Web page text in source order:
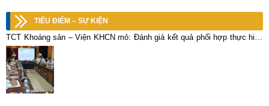
TIÊU ĐIỂM – SỰ KIỆN
TCT Khoáng sản – Viện KHCN mỏ: Đánh giá kết quả phối hợp thực hiện
các công trình khoa học